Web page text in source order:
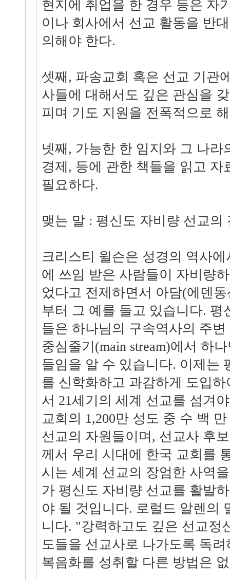
현지에 취업을 한 경우 등은 자
이나 회사에서 선교 활동을 반
의해야 한다.
셋째, 파송교회 혹은 선교 기관
사들에 대해서도 깊은 관심을
피며 기도 지원을 전폭적으로
넷째, 가능한 한 임지와 그 나라
경제, 등에 관한 책들을 읽고 자
필요하다.
맺는 말 : 평신도 자비량 선교의
크리스티 윌슨은 성경의 역사
에 쓰임 받은 사람들이 자비량
었다고 전제하면서 아담(에덴
부터 그 예를 들고 있습니다. 평
들은 하나님의 구속역사의 주
중심줄기(main stream)에서 하
들임을 알 수 있습니다. 이제는
를 신학화하고 과감하게 도입
서 21세기의 세계 선교를 섬겨
교회의 1,200만 성도 중 수 백
선교의 자원들이며, 선교사 후
께서 우리 시대에 한국 교회를
시는 세계 선교의 장엄한 사역
가 평신도 자비량 선교를 활발
야 될 것입니다. 로럴드 알렌의
니다. "강력하고도 깊은 선교정
도들을 선교사로 나가도록 독
복음화를 성취할 다른 방법은